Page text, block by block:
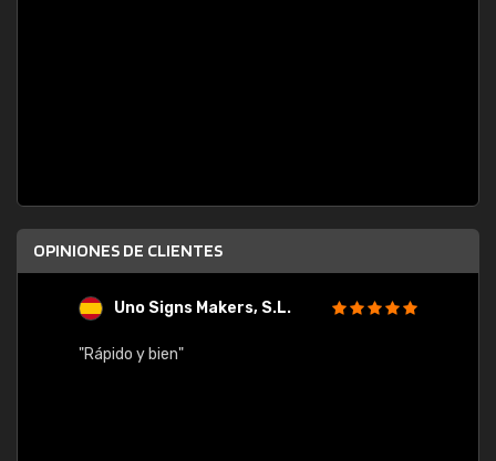
OPINIONES DE CLIENTES
Uno Signs Makers, S.L.
"Rápido y bien"